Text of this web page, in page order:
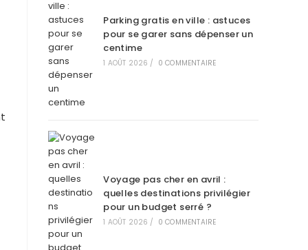
Parking gratis en ville : astuces
pour se garer sans dépenser un
centime
1 AOÛT 2026 / 0 COMMENTAIRE
Voyage pas cher en avril :
quelles destinations privilégier
pour un budget serré ?
1 AOÛT 2026 / 0 COMMENTAIRE